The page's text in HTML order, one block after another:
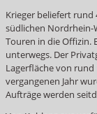
Krieger beliefert rund
südlichen Nordrhein-
Touren in die Offizin.
unterwegs. Der
Lagerfläche von
vergangenen Jahr
Aufträge werden